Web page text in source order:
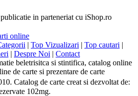
in parteneriat cu iShop.ro
| Top Vizualizari | Top cautari |
| Despre Noi | Contact
beletrisitca si stintifica, catalog online
de carte si prezentare de carte
Catalog de carte creat si dezvoltat de:
102mg.